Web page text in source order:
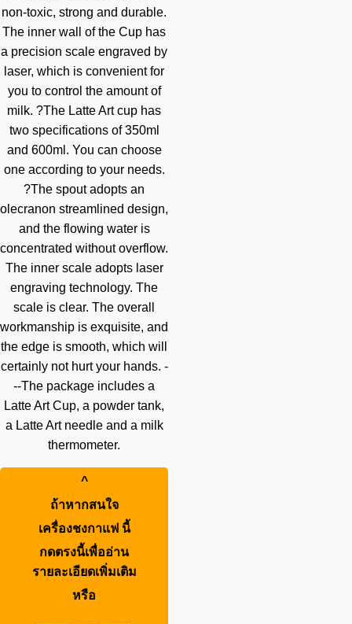
non-toxic, strong and durable.
The inner wall of the Cup has
a precision scale engraved by
laser, which is convenient for
you to control the amount of
milk. ?The Latte Art cup has
two specifications of 350ml
and 600ml. You can choose
one according to your needs.
?The spout adopts an
olecranon streamlined design,
and the flowing water is
concentrated without overflow.
The inner scale adopts laser
engraving technology. The
scale is clear. The overall
workmanship is exquisite, and
the edge is smooth, which will
certainly not hurt your hands. -
--The package includes a
Latte Art Cup, a powder tank,
a Latte Art needle and a milk
thermometer.
^
ถ้าหากสนใจ
เครื่องชงกาแฟ นี้
กดตรงนี้เพื่ออ่าน
รายละเอียดเพิ่มเติม
หรือ